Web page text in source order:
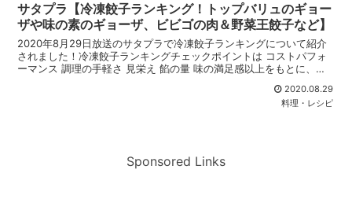
サタプラ【冷凍餃子ランキング！トップバリュのギョー
ザや味の素のギョーザ、ビビゴの肉＆野菜王餃子など】
2020年8月29日放送のサタプラで冷凍餃子ランキングについて紹介
されました！冷凍餃子ランキングチェックポイントは コストパフォ
ーマンス 調理の手軽さ 見栄え 餡の量 味の満足感以上をもとに、項
2020.08.29
料理・レシピ
Sponsored Links